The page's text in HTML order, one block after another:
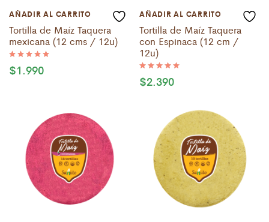
AÑADIR AL CARRITO
Tortilla de Maíz Taquera
mexicana (12 cms / 12u)
Valorado
con
$1.990
AÑADIR AL CARRITO
Tortilla de Maíz Taquera
con Espinaca (12 cm /
12u)
Valorado
con
$2.390